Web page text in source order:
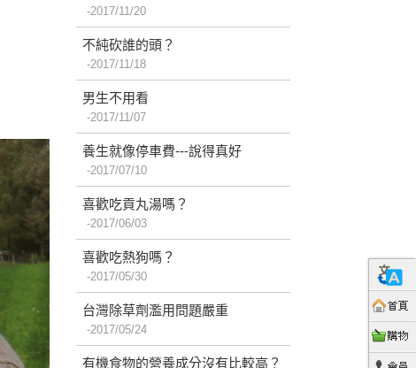
2017/11/20
不純砍誰的頭？
2017/11/18
男生不用看
2017/11/07
養生就像停車費---說得真好
2017/07/10
喜歡吃貢丸湯嗎？
2017/06/03
喜歡吃熱狗嗎？
2017/05/30
台灣除草劑濫用問題嚴重
2017/05/24
有機食物的營養成分沒有比較高？